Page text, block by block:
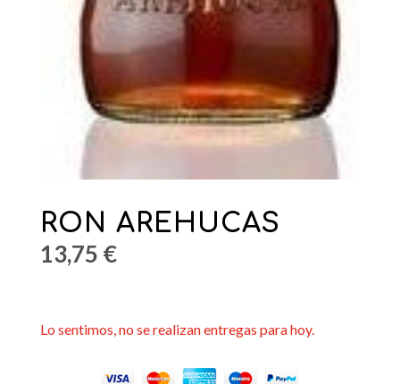
RON AREHUCAS
13,75 €
Lo sentimos, no se realizan entregas para hoy.